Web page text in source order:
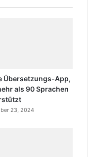
Übersetzungs-App,
als 90 Sprachen
23, 2024